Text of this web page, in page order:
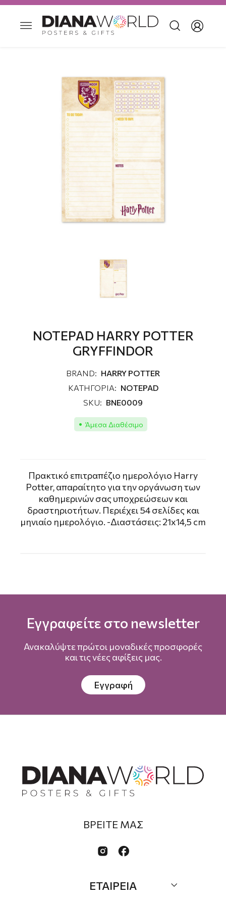
NOTEPAD HARRY POTTER
GRYFFINDOR
BRAND: HARRY POTTER
ΚΑΤΗΓΟΡΙΑ: NOTEPAD
SKU: BNE0009
Άμεσα Διαθέσιμο
Πρακτικό επιτραπέζιο ημερολόγιο Harry
Potter, απαραίτητο για την οργάνωση των
καθημερινών σας υποχρεώσεων και
δραστηριοτήτων. Περιέχει 54 σελίδες και
μηνιαίο ημερολόγιο. -Διαστάσεις: 21x14,5 cm
Εγγραφείτε στο newsletter
Ανακαλύψτε πρώτοι μοναδικές προσφορές
και τις νέες αφίξεις μας.
Εγγραφή
ΒΡΕΙΤΕ ΜΑΣ
 
ΕΤΑΙΡΕΙΑ